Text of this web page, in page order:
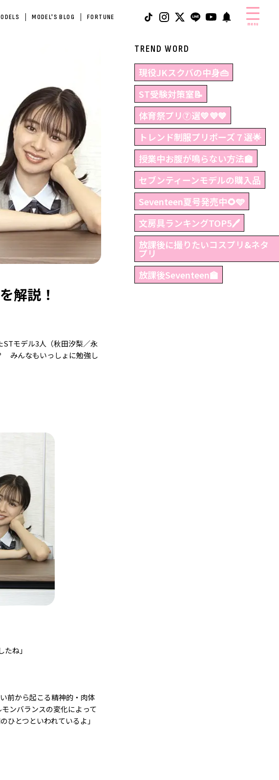
MODEL'S BLOG FORTUNE
menu
解説！
モデル3人（秋田汐梨／永
みんなもいっしょに勉強し
ね」
前から起こる精神的・肉体
ンバランスの変化によって
ひとつといわれているよ」
TREND WORD
現役JKスクバの中身👜
ST受験対策室📝
体育祭プリ⑦選💛💜💙
トレンド制服プリポーズ７選🌟
授業中お腹が鳴らない方法🏫
セブンティーンモデルの購入品
Seventeen夏号発売中🌻🩵
文房具ランキングTOP5🖊
放課後に撮りたいコスプリ&ネタ
プリ
放課後Seventeen🏫